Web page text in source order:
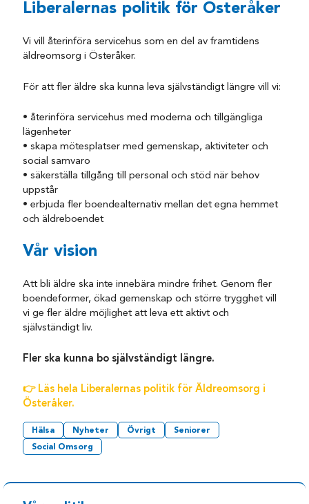
Liberalernas politik för Österåker
Vi vill återinföra servicehus som en del av framtidens
äldreomsorg i Österåker.
För att fler äldre ska kunna leva självständigt längre vill vi:
• återinföra servicehus med moderna och tillgängliga
lägenheter
• skapa mötesplatser med gemenskap, aktiviteter och
social samvaro
• säkerställa tillgång till personal och stöd när behov
uppstår
• erbjuda fler boendealternativ mellan det egna hemmet
och äldreboendet
Vår vision
Att bli äldre ska inte innebära mindre frihet. Genom fler
boendeformer, ökad gemenskap och större trygghet vill
vi ge fler äldre möjlighet att leva ett aktivt och
självständigt liv.
Fler ska kunna bo självständigt längre.
👉 Läs hela Liberalernas politik för Äldreomsorg i
Österåker.
Hälsa Nyheter Övrigt
Seniorer
Social Omsorg